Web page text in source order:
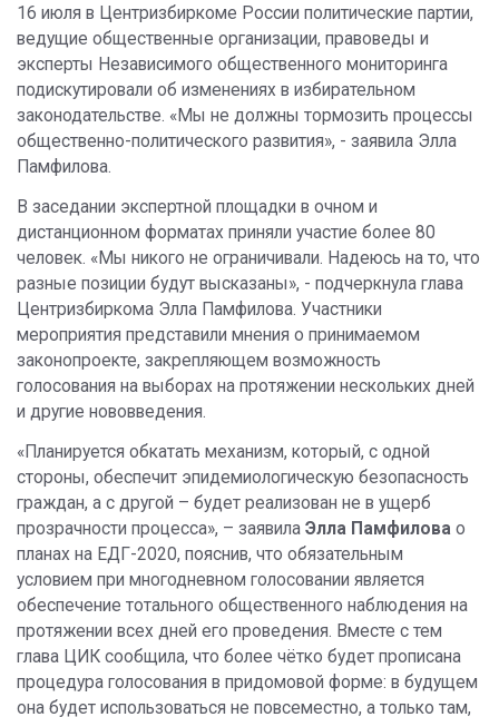
16 июля в Центризбиркоме России политические партии,
ведущие общественные организации, правоведы и
эксперты Независимого общественного мониторинга
подискутировали об изменениях в избирательном
законодательстве. «Мы не должны тормозить процессы
общественно-политического развития», - заявила Элла
Памфилова.
В заседании экспертной площадки в очном и
дистанционном форматах приняли участие более 80
человек. «Мы никого не ограничивали. Надеюсь на то, что
разные позиции будут высказаны», - подчеркнула глава
Центризбиркома Элла Памфилова. Участники
мероприятия представили мнения о принимаемом
законопроекте, закрепляющем возможность
голосования на выборах на протяжении нескольких дней
и другие нововведения.
«Планируется обкатать механизм, который, с одной
стороны, обеспечит эпидемиологическую безопасность
граждан, а с другой – будет реализован не в ущерб
прозрачности процесса», – заявила Элла Памфилова о
планах на ЕДГ-2020, пояснив, что обязательным
условием при многодневном голосовании является
обеспечение тотального общественного наблюдения на
протяжении всех дней его проведения. Вместе с тем
глава ЦИК сообщила, что более чётко будет прописана
процедура голосования в придомовой форме: в будущем
она будет использоваться не повсеместно, а только там,